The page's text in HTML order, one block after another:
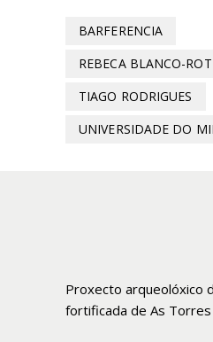
BARFERENCIA
REBECA BLANCO-
TIAGO RODRIGUES
UNIVERSIDADE DO
Proxecto arqueolóxico
fortificada de As Torres